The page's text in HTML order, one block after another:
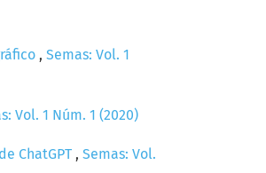
, Semas: Vol. 1
Vol. 1 Núm. 1 (2020)
ChatGPT , Semas: Vol.